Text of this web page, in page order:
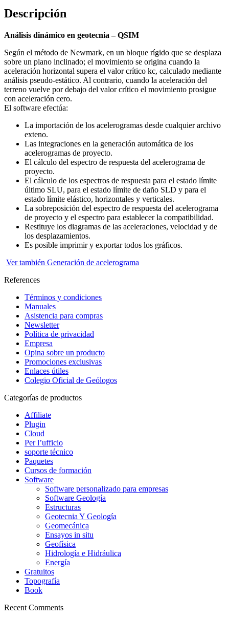
Descripción
Análisis dinámico en geotecnia – QSIM
Según el método de Newmark, en un bloque rígido que se desplaza
sobre un plano inclinado; el movimiento se origina cuando la
aceleración horizontal supera el valor crítico kc, calculado mediante
análisis pseudo-estático. Al contrario, cuando la aceleración del
terreno vuelve por debajo del valor crítico el movimiento prosigue
con aceleración cero.
El software efectúa:
La importación de los acelerogramas desde cualquier archivo
exteno.
Las integraciones en la generación automática de los
acelerogramas de proyecto.
El cálculo del espectro de respuesta del acelerograma de
proyecto.
El cálculo de los espectros de respuesta para el estado límite
último SLU, para el estado límite de daño SLD y para el
estado límite elástico, horizontales y verticales.
La sobreposición del espectro de respuesta del acelerograma
de proyecto y el espectro para establecer la compatibilidad.
Restituye los diagramas de las aceleraciones, velocidad y de
los desplazamientos.
Es posible imprimir y exportar todos los gráficos.
Ver también Generación de acelerograma
References
Términos y condiciones
Manuales
Asistencia para compras
Newsletter
Política de privacidad
Empresa
Opina sobre un producto
Promociones exclusivas
Enlaces útiles
Colegio Oficial de Geólogos
Categorías de productos
Affiliate
Plugin
Cloud
Per l’ufficio
soporte técnico
Paquetes
Cursos de formación
Software
Software personalizado para empresas
Software Geología
Estructuras
Geotecnia Y Geología
Geomecánica
Ensayos in situ
Geofísica
Hidrología e Hidráulica
Energía
Gratuitos
Topografía
Book
Recent Comments